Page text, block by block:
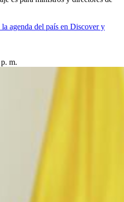
agenda del país en Discover y
m.